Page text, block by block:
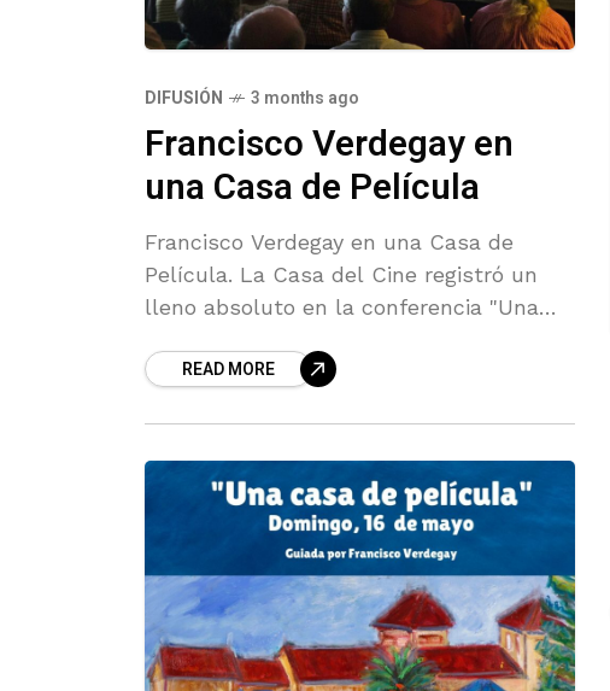
DIFUSIÓN 3 months ago
Francisco Verdegay en
una Casa de Película
Francisco Verdegay en una Casa de
Película. La Casa del Cine registró un
lleno absoluto en la conferencia "Una
Memoria Histórica.
READ MORE